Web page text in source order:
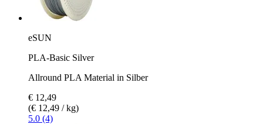
eSUN
PLA-Basic Silver
Allround PLA Material in Silber
€ 12,49
(€ 12,49 / kg)
5.0 (4)